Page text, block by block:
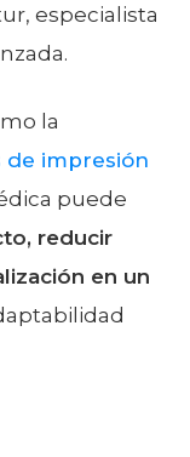
especialista
la
de impresión
puede
reducir
en un